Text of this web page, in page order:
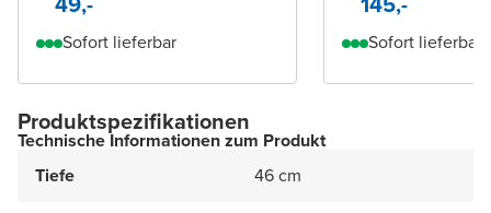
Sofort lieferbar Sofort lieferbar
Produktspezifikationen
Technische Informationen zum Produkt
Tiefe
46 cm